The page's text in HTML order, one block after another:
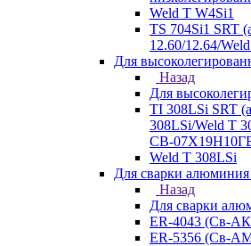
Weld T W4Si1
TS 704Si1 SRT
12.60/12.64/
Для
Назад
Для
TI 308LSi SRT
308LSi/Weld T
СВ-
Weld T 308LSi
Для сварки алюминия
Назад
Для сварки
ER-4043 (Св-
ER-5356 (Св-